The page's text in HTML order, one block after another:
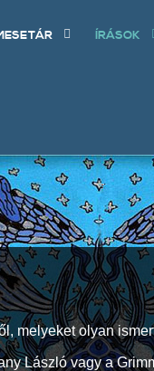
ÍRÁSOK
melyeket olyan
László vagy a